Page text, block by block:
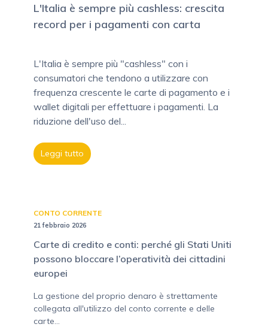
L'Italia è sempre più cashless: crescita
record per i pagamenti con carta
L'Italia è sempre più "cashless" con i
consumatori che tendono a utilizzare con
frequenza crescente le carte di pagamento e i
wallet digitali per effettuare i pagamenti. La
riduzione dell'uso del...
Leggi tutto
CONTO CORRENTE
21 febbraio 2026
Carte di credito e conti: perché gli Stati Uniti
possono bloccare l’operatività dei cittadini
europei
La gestione del proprio denaro è strettamente
collegata all'utilizzo del conto corrente e delle
carte...